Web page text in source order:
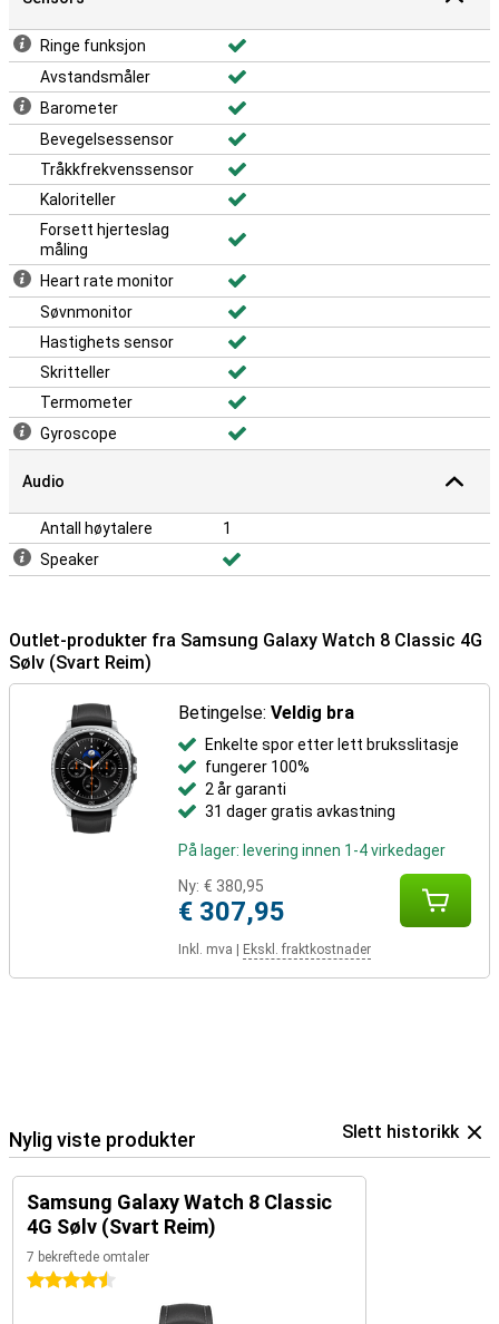
Ringe funksjon
Avstandsmåler
Barometer
Bevegelsessensor
Tråkkfrekvenssensor
Kaloriteller
Forsett hjerteslag
måling
Heart rate monitor
Søvnmonitor
Hastighets sensor
Skritteller
Termometer
Gyroscope
Audio
Antall høytalere
1
Speaker
Outlet-produkter fra Samsung Galaxy Watch 8 Classic 4G
Sølv (Svart Reim)
Betingelse:Veldig bra
Enkelte spor etter lett bruksslitasje
fungerer 100%
2 år garanti
31 dager gratis avkastning
På lager: levering innen 1-4 virkedager
Ny: € 380,95
€ 307,95
Inkl. mva Ekskl. fraktkostnader
Nylig viste produkter Slett historikk
Samsung Galaxy Watch 8 Classic
4G Sølv (Svart Reim)
7 bekreftede omtaler
4.5 stjerner